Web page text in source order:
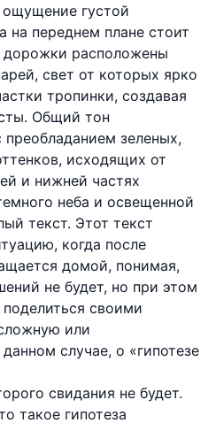
густой
на переднем плане стоит
дорожки расположены
свет от которых ярко
тропинки, создавая
Общий тон
зеленых,
исходящих от
и нижней частях
неба и освещенной
текст. Этот текст
когда после
домой, понимая,
не будет, но при этом
своими
или
случае, о «гипотезе
свидания не будет.
такое гипотеза